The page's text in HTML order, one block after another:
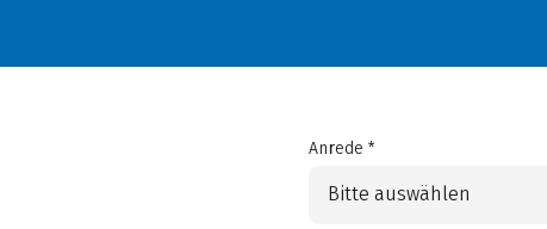
Anrede *
Bitte auswählen